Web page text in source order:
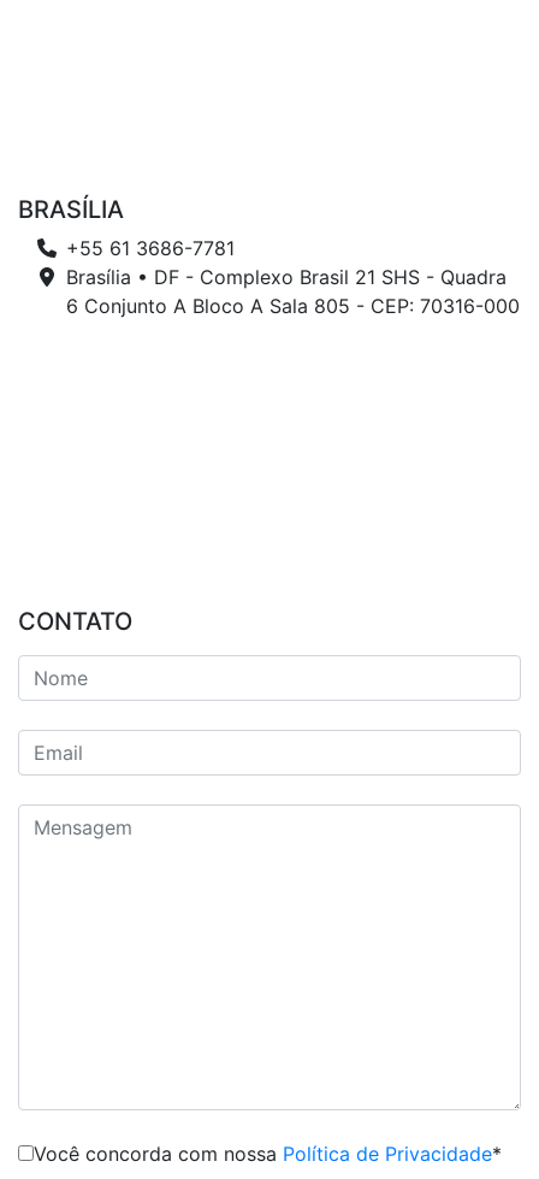
BRASÍLIA
+55 61 3686-7781
Brasília • DF - Complexo Brasil 21 SHS - Quadra
6 Conjunto A Bloco A Sala 805 - CEP: 70316-000
CONTATO
Você concorda com nossa Política de Privacidade*